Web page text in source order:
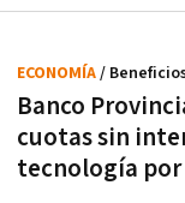
Banco
cuotas sin
tecnología por
ECONOMÍA/